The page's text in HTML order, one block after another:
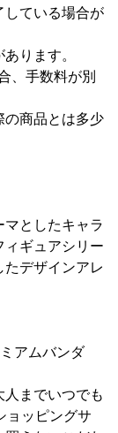
ている場合が
ります。
、手数料が別
商品とは多少
マとしたキャラ
ィギュアシリー
デザインアレ
アムバンダ
人までいつでも
ョッピングサ